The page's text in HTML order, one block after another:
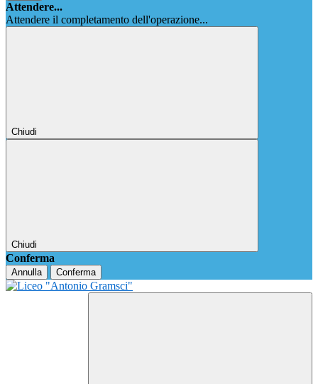
Attendere...
Attendere il completamento dell'operazione...
Chiudi
Chiudi
Conferma
Annulla Conferma